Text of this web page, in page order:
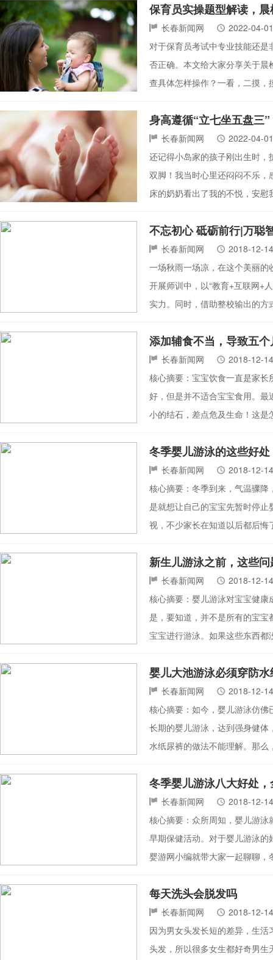
保育员实操题型解读，
长春新闻网
2022-04-01
对于保育员考试中专业技能还
否正确。本文给大家分享关于
查具体怎样操作？一看，二摸
身高遵循“立七坐五盘三
长春新闻网
2022-04-01
还记得小岛家的孩子刚出生时
双脚！我当时心里还闷闷不乐
床的奶奶看出了我的不悦，安
不忘初心 砥砺前行|万聪
长春新闻网
2018-12-14
一场秋雨一场凉，在这个美丽
开展师训中，以“教育+互联网+
实力。同时，借助整校输出的
添加辅食不当，导致五
长春新闻网
2018-12-14
核心摘要：宝宝饮食一直是家
好，但是并不适合宝宝食用。
小的结石，差点危及生命！这
冬季婴儿游泳的这些好
长春新闻网
2018-12-14
核心摘要：冬季到来，气温骤
是就想让自己的宝宝先暂时停
视，不少家长在知道以后都后
新生儿游泳之前，这些
长春新闻网
2018-12-14
核心摘要：婴儿游泳对宝宝健
是，要知道，并不是所有的宝
宝宝进行游泳。如果这些东西
婴儿大池游泳必须穿防
长春新闻网
2018-12-14
核心摘要：如今，婴儿游泳仿
长期的婴儿游泳，达到强身健
水纸尿裤的做法不能理解。那
冬季婴儿游泳八大好处
长春新闻网
2018-12-14
核心摘要：众所周知，婴儿游
早期保健活动。对于婴儿游泳
婴游网小编就带大家一起聊聊
每天洗头会脱发吗
长春新闻网
2018-12-14
因为男女头发长短的差异，生
头发，所以很多女生都好奇男